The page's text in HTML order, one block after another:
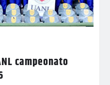
campeonato